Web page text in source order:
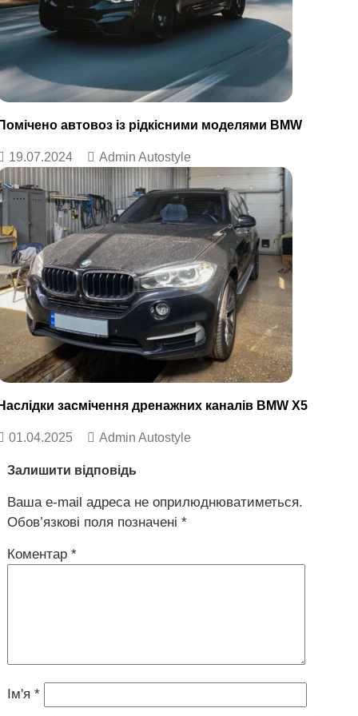
автовоз із рідкісними моделями BMW
19.07.2024 Admin Autostyle
засмічення дренажних каналів BMW X5
01.04.2025 Admin Autostyle
Залишити відповідь
Ваша e-mail адреса не оприлюднюватиметься.
Обов’язкові поля позначені *
Коментар *
Ім'я *